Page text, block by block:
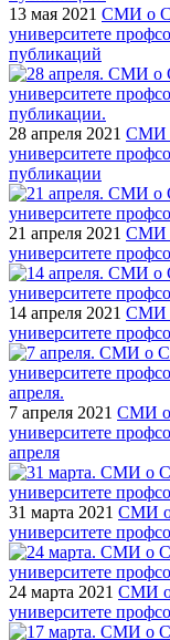
13 мая 2021 СМИ о
университете
публикаций
28 апреля 2021 СМИ
университете
публикации
21 апреля 2021 СМИ
университете
14 апреля 2021 СМИ
университете
7 апреля 2021 СМИ о
университете
апреля
31 марта 2021 СМИ о
университете
24 марта 2021 СМИ о
университете